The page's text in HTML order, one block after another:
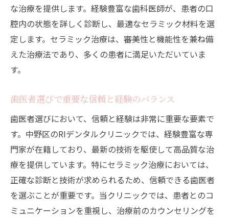
な治療を提供します。経験豊富な歯科医師が、患者の口
腔内の状態を詳しく診断し、最適なセラミック材料を選
定します。セラミック治療は、審美性と機能性を兼ね備
えた治療法であり、多くの患者に満足いただいていま
す。
歯医者選びで重要な信頼と経験のバランス
歯医者選びにおいて、信頼と経験は非常に重要な要素で
す。中野区のRIデンタルクリニックでは、経験豊富な専
門家が在籍しており、最新の技術を駆使して高品質な治
療を提供しています。特にセラミック治療においては、
正確な診断と技術が求められるため、信頼できる歯医者
を選ぶことが重要です。当クリニックでは、患者とのコ
ミュニケーションを重視し、治療前のカウンセリングを